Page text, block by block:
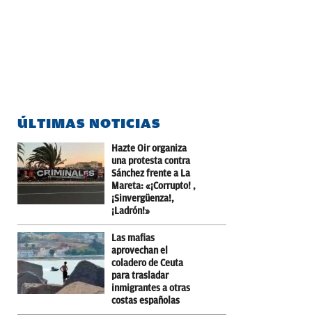
ÚLTIMAS NOTICIAS
Hazte Oir organiza
una protesta contra
Sánchez frente a La
Mareta: «¡Corrupto! ,
¡Sinvergüenza!,
¡Ladrón!»
Las mafias
aprovechan el
coladero de Ceuta
para trasladar
inmigrantes a otras
costas españolas